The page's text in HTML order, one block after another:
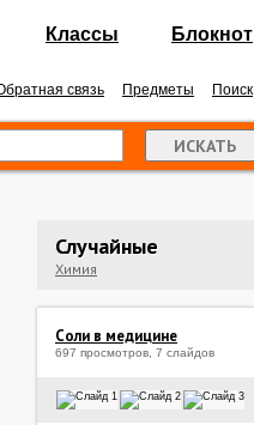
Классы Блокнот
связь Предметы Поиск
Случайные
Химия
Соли в медицине
697 просмотров, 7 слайдов